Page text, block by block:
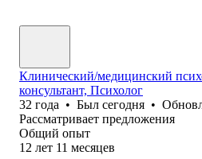
Клинический/медицинский
консультант, Психолог
32 года • Был сегодня •
Рассматривает предложения
Общий опыт
12 лет 11 месяцев